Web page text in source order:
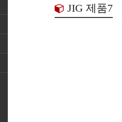
JIG 제품7